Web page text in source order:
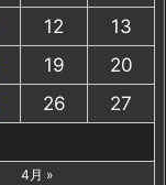
12
13
19
20
26
27
4月 »